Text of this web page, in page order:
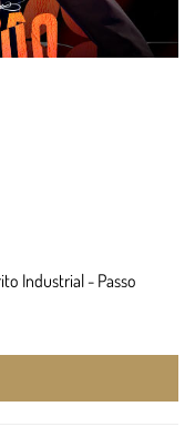
Industrial - Passo